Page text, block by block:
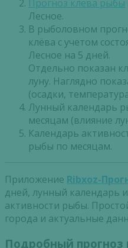
Прогноз клева рыбы
Лесное.
В рыболовном
клёва с учетом
Лесное на 5 дней.
Отдельно показан
луну. Наглядно
(осадки,
Лунный календарь
месяцам (влияние
Календарь
рыбы по месяцам.
Приложение Ribxoz-
дней, лунный календарь
активности рыбы.
города и актуальные
Подробный прогноз